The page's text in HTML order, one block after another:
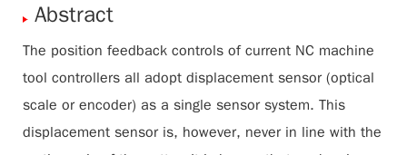
Abstract
The position feedback controls of current NC machine
tool controllers all adopt displacement sensor (optical
scale or encoder) as a single sensor system. This
displacement sensor is, however, never in line with the